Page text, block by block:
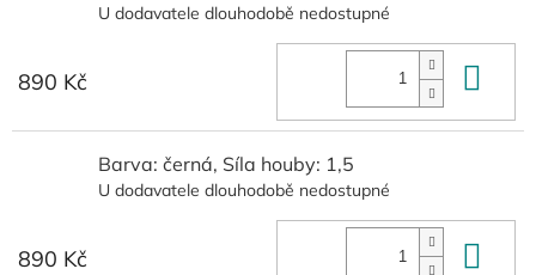
U dodavatele dlouhodobě nedostupné
890 Kč
Barva: černá, Síla houby: 1,5
U dodavatele dlouhodobě nedostupné
890 Kč